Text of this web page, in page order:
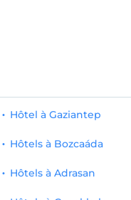
Hôtel à Gaziantep
Hôtels à Bozcaáda
Hôtels à Adrasan